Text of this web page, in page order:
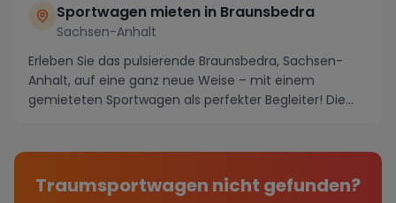
Sportwagen mieten in Braunsbedra
Sachsen-Anhalt
Erleben Sie das pulsierende Braunsbedra, Sachsen-
Anhalt, auf eine ganz neue Weise – mit einem
gemieteten Sportwagen als perfekter Begleiter! Die
Traumsportwagen nicht gefunden?